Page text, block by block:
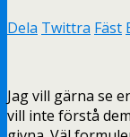
Dela Twittra Fäst
Jag vill gärna se
vill inte förstå